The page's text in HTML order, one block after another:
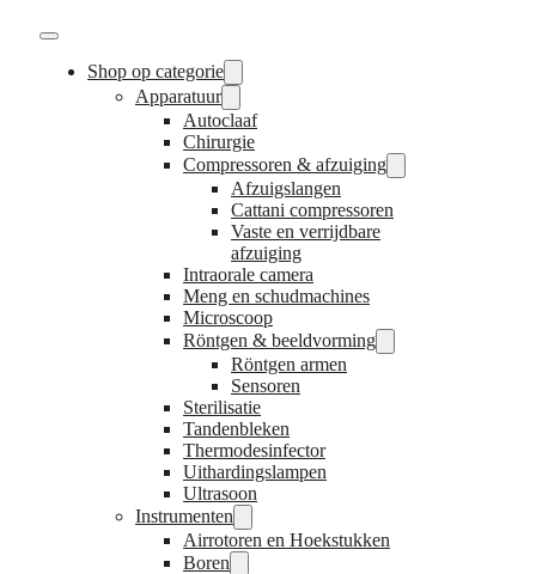
Shop op categorie
Apparatuur
Autoclaaf
Chirurgie
Compressoren & afzuiging
Afzuigslangen
Cattani compressoren
Vaste en verrijdbare
afzuiging
Intraorale camera
Meng en schudmachines
Microscoop
Röntgen & beeldvorming
Röntgen armen
Sensoren
Sterilisatie
Tandenbleken
Thermodesinfector
Uithardingslampen
Ultrasoon
Instrumenten
Airrotoren en Hoekstukken
Boren